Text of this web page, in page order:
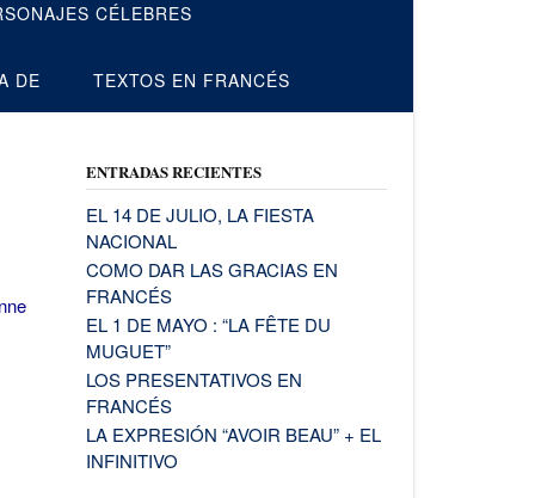
CÉLEBRES
DE TEXTOS EN FRANCÉS
ENTRADAS RECIENTES
EL 14 DE JULIO, LA FIESTA
NACIONAL
COMO DAR LAS GRACIAS EN
FRANCÉS
EL 1 DE MAYO : “LA FÊTE DU
MUGUET”
LOS PRESENTATIVOS EN
FRANCÉS
LA EXPRESIÓN “AVOIR BEAU” + EL
INFINITIVO